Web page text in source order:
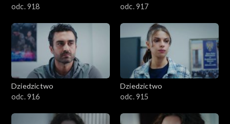
odc. 918
odc. 917
Dziedzictwo
odc. 916
Dziedzictwo
odc. 915